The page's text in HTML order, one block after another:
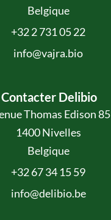
Belgique
+32 2 731 05 22
info@vajra.bio
Contacter Delibio
Thomas Edison 85
1400 Nivelles
Belgique
+32 67 34 15 59
info@delibio.be